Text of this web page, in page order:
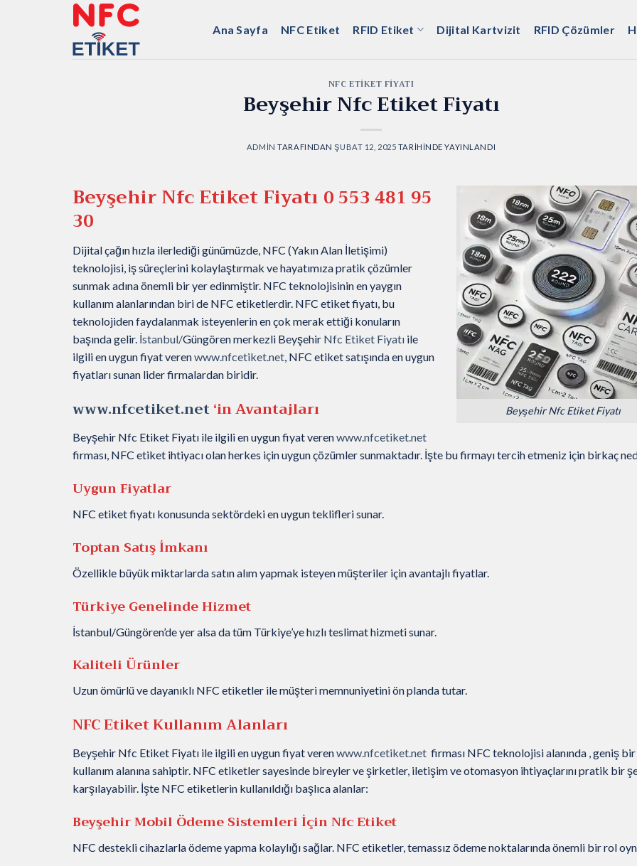
Ana Sayfa NFC Etiket RFID Etiket Dijital Kartvizit RFID Çözümler
NFC ETIKET FIYATI
Beyşehir Nfc Etiket Fiyatı
ADMIN TARAFINDAN ŞUBAT 12, 2025 TARIHINDE YAYINLANDI
Beyşehir Nfc Etiket Fiyatı
Beyşehir Nfc Etiket Fiyatı 0 553 481 95
30
Dijital çağın hızla ilerlediği günümüzde, NFC (Yakın Alan İletişimi)
teknolojisi, iş süreçlerini kolaylaştırmak ve hayatımıza pratik çözümler
sunmak adına önemli bir yer edinmiştir. NFC teknolojisinin en yaygın
kullanım alanlarından biri de NFC etiketlerdir. NFC etiket fiyatı, bu
teknolojiden faydalanmak isteyenlerin en çok merak ettiği konuların
başında gelir. İstanbul/Güngören merkezli Beyşehir Nfc Etiket Fiyatı ile
ilgili en uygun fiyat verenwww.nfcetiket.net, NFC etiket satışında en uygun
fiyatları sunan lider firmalardan biridir.
www.nfcetiket.net‘in Avantajları
Beyşehir Nfc Etiket Fiyatı ile ilgili en uygun fiyat verenwww.nfcetiket.net
firması, NFC etiket ihtiyacı olan herkes için uygun çözümler sunmaktadır. İşte bu firmayı tercih etmeniz için birkaç
Uygun Fiyatlar
NFC etiket fiyatı konusunda sektördeki en uygun teklifleri sunar.
Toptan Satış İmkanı
Özellikle büyük miktarlarda satın alım yapmak isteyen müşteriler için avantajlı fiyatlar.
Türkiye Genelinde Hizmet
İstanbul/Güngören’de yer alsa da tüm Türkiye’ye hızlı teslimat hizmeti sunar.
Kaliteli Ürünler
Uzun ömürlü ve dayanıklı NFC etiketler ile müşteri memnuniyetini ön planda tutar.
NFC Etiket Kullanım Alanları
Beyşehir Nfc Etiket Fiyatı ile ilgili en uygun fiyat verenwww.nfcetiket.net firması NFC teknolojisi alanında , geniş bir
kullanım alanına sahiptir. NFC etiketler sayesinde bireyler ve şirketler, iletişim ve otomasyon ihtiyaçlarını pratik bir
karşılayabilir. İşte NFC etiketlerin kullanıldığı başlıca alanlar:
Beyşehir Mobil Ödeme Sistemleri İçin Nfc Etiket
NFC destekli cihazlarla ödeme yapma kolaylığı sağlar. NFC etiketler, temassız ödeme noktalarında önemli bir rol